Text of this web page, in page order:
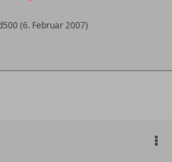
(6. Februar 2007)